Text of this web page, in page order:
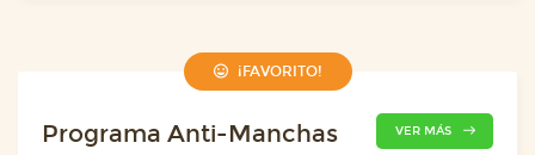
¡FAVORITO!
Programa Anti-Manchas VER MÁS